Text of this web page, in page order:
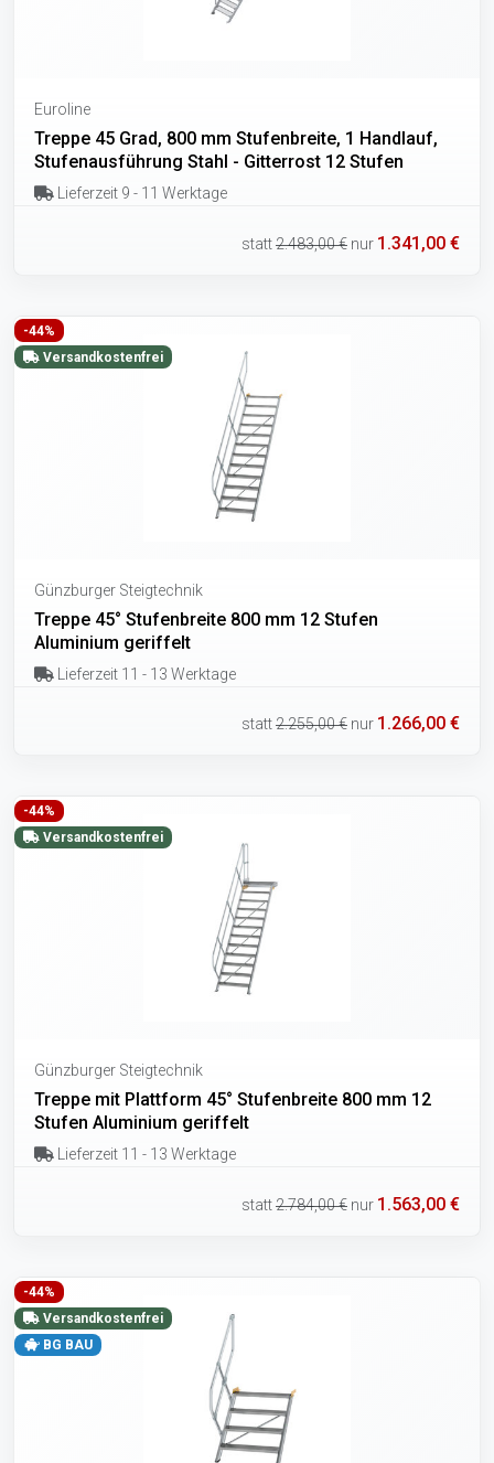
Euroline
Treppe 45 Grad, 800 mm Stufenbreite, 1 Handlauf,
Stufenausführung Stahl - Gitterrost 12 Stufen
Lieferzeit 9 - 11 Werktage
statt2.483,00 € nur 1.341,00 €
-44%
Versandkostenfrei
Günzburger Steigtechnik
Treppe 45° Stufenbreite 800 mm 12 Stufen
Aluminium geriffelt
Lieferzeit 11 - 13 Werktage
statt2.255,00 € nur 1.266,00 €
-44%
Versandkostenfrei
Günzburger Steigtechnik
Treppe mit Plattform 45° Stufenbreite 800 mm 12
Stufen Aluminium geriffelt
Lieferzeit 11 - 13 Werktage
statt2.784,00 € nur 1.563,00 €
-44%
Versandkostenfrei
BG BAU